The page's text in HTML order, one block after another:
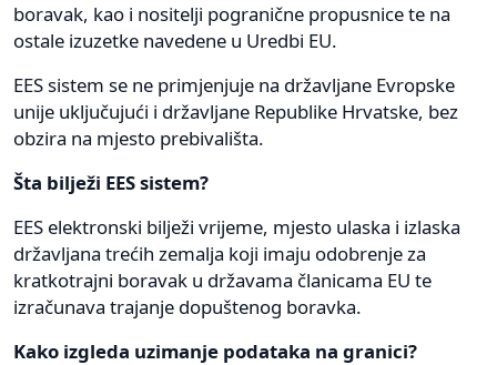
boravak, kao i nositelji pogranične propusnice te na
ostale izuzetke navedene u Uredbi EU.
EES sistem se ne primjenjuje na državljane Evropske
unije uključujući i državljane Republike Hrvatske, bez
obzira na mjesto prebivališta.
Šta bilježi EES sistem?
EES elektronski bilježi vrijeme, mjesto ulaska i izlaska
državljana trećih zemalja koji imaju odobrenje za
kratkotrajni boravak u državama članicama EU te
izračunava trajanje dopuštenog boravka.
Kako izgleda uzimanje podataka na granici?